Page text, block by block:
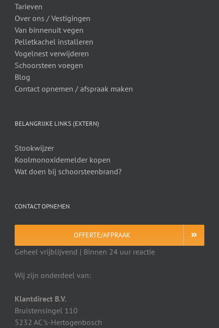
Tarieven
Over ons / Vestigingen
Van binnenuit vegen
Pelletkachel installeren
Vogelnest verwijderen
Schoorsteen voegen
Blog
Contact opnemen / afspraak maken
BELANGRIJKE LINKS (EXTERN)
Stookwijzer
Koolmonoxidemelder kopen
Wat doen bij schoorsteenbrand?
CONTACT OPNEMEN
OFFERTE/AFPRAAK
Geheel vrijblijvend | Binnen 24 uur reactie
Wij zijn onderdeel van:
Klantdirect B.V.
Bruistensingel 110
5232 AC ’s-Hertogenbosch